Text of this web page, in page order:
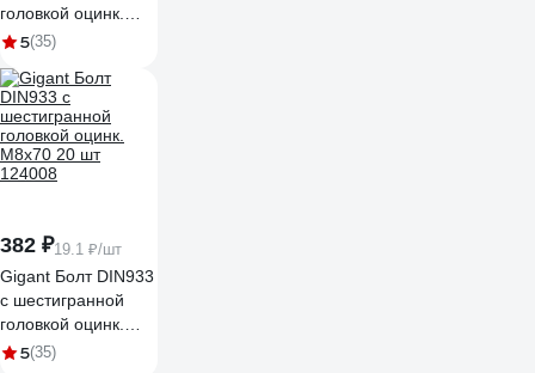
головкой оцинк.
М10x80, прочность
5(35)
382 ₽19.1 ₽/шт
Gigant Болт DIN933
с шестигранной
головкой оцинк.
М8x70 20 шт
5(35)